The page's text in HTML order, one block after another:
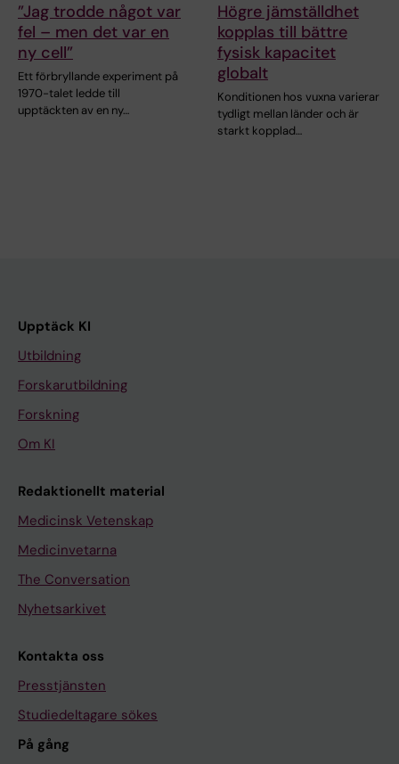
”Jag trodde något var
fel – men det var en
ny cell”
Ett förbryllande experiment på
1970-talet ledde till
upptäckten av en ny…
Högre jämställdhet
kopplas till bättre
fysisk kapacitet
globalt
Konditionen hos vuxna varierar
tydligt mellan länder och är
starkt kopplad…
Upptäck KI
Utbildning
Forskarutbildning
Forskning
Om KI
Redaktionellt material
Medicinsk Vetenskap
Medicinvetarna
The Conversation
Nyhetsarkivet
Kontakta oss
Presstjänsten
Studiedeltagare sökes
På gång